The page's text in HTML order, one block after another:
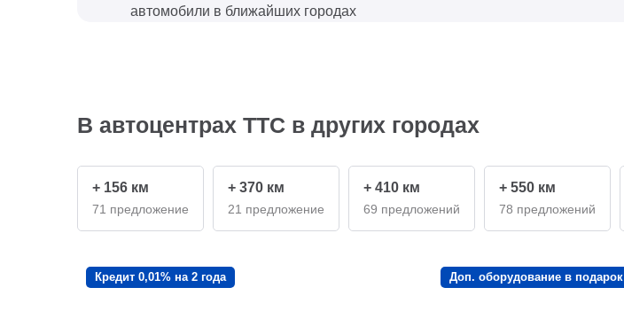
автомобили в ближайших городах
В автоцентрах ТТС в других городах
+ 156 км
71 предложение
+ 370 км
21 предложение
+ 410 км
69 предложений
+ 550 км
78 предложений
Кредит 0,01% на 2 года Доп. оборудование в подарок